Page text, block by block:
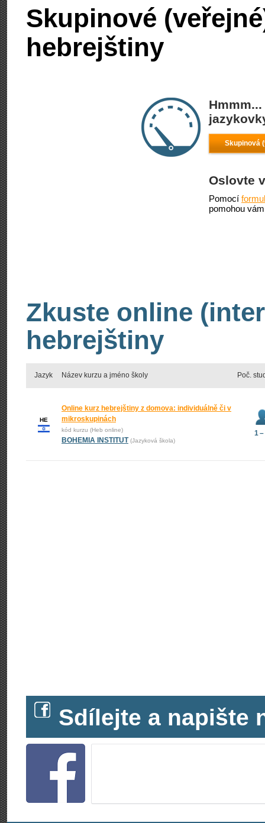
Skupinové
hebrejštiny
Skupinová
Oslovte
Pomocí
pomohou
Zkuste online
hebrejštiny
Jazyk Název kurzu a jméno školy Poč.
HE
Online kurz hebrejštiny z domova: individuálně či v
mikroskupinách
kód kurzu (Heb online)
BOHEMIA INSTITUT (Jazyková škola)
1
Sdílejte a napište